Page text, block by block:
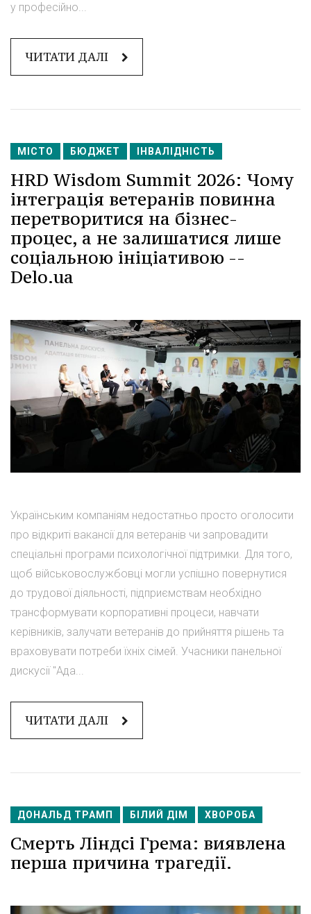
у професійно...
ЧИТАТИ ДАЛІ
МІСТО БЮДЖЕТ ІНВАЛІДНІСТЬ
HRD Wisdom Summit 2026: Чому
інтеграція ветеранів повинна
перетворитися на бізнес-
процес, а не залишатися лише
соціальною ініціативою --
Delo.ua
Українським компаніям недостатньо просто оголосити
про відкриті вакансії для ветеранів чи запровадити
спеціальні програми психологічної підтримки. Для того,
щоб військовослужбовці могли успішно повернутися
до трудової діяльності, підприємствам необхідно
трансформувати корпоративні процеси, навчати
керівників, залучати ветеранів до прийняття рішень та
враховувати потреби їхніх сімей. Учасники панельної
дискусії "Ада...
ЧИТАТИ ДАЛІ
ДОНАЛЬД ТРАМП БІЛИЙ ДІМ ХВОРОБА
Смерть Ліндсі Грема: виявлена
перша причина трагедії.